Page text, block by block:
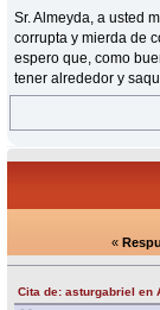
Sr. Almeyda, a usted
corrupta y mierda de
espero que, como
tener alrededor y
«
Cita de: asturgabriel en